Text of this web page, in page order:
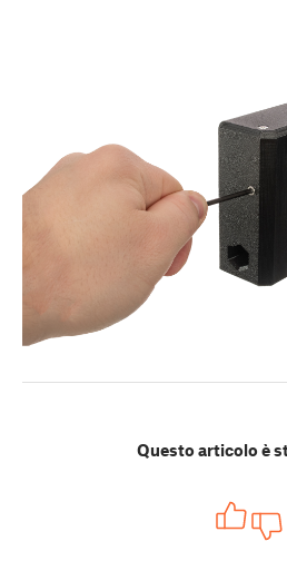
Questo articolo è